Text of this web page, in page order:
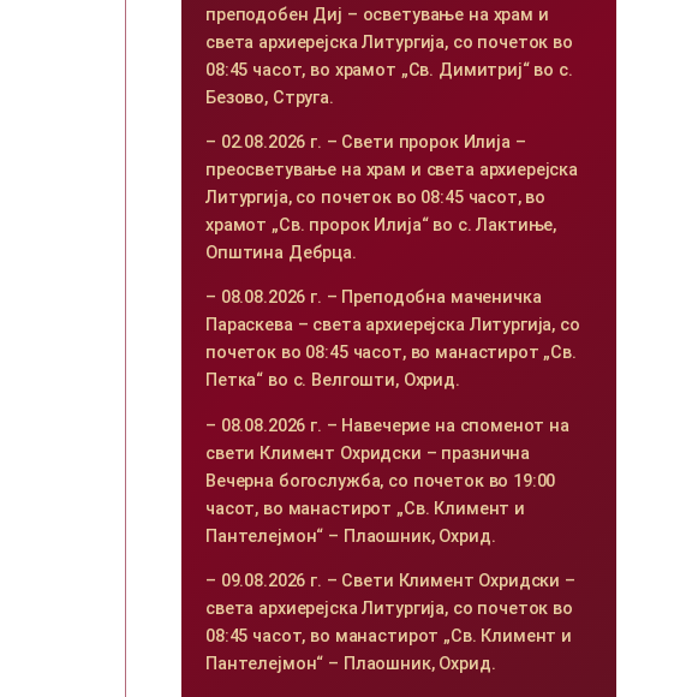
преподобен Диј – осветување на храм и
света архиерејска Литургија, со почеток во
08:45 часот, во храмот „Св. Димитриј“ во с.
Безово, Струга.
– 02.08.2026 г. – Свети пророк Илија –
преосветување на храм и света архиерејска
Литургија, со почеток во 08:45 часот, во
храмот „Св. пророк Илија“ во с. Лактиње,
Општина Дебрца.
– 08.08.2026 г. – Преподобна маченичка
Параскева – света архиерејска Литургија, со
почеток во 08:45 часот, во манастирот „Св.
Петка“ во с. Велгошти, Охрид.
– 08.08.2026 г. – Навечерие на споменот на
свети Климент Охридски – празнична
Вечерна богослужба, со почеток во 19:00
часот, во манастирот „Св. Климент и
Пантелејмон“ – Плаошник, Охрид.
– 09.08.2026 г. – Свети Климент Охридски –
света архиерејска Литургија, со почеток во
08:45 часот, во манастирот „Св. Климент и
Пантелејмон“ – Плаошник, Охрид.